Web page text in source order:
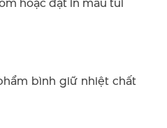
bình giữ nhiệt chất